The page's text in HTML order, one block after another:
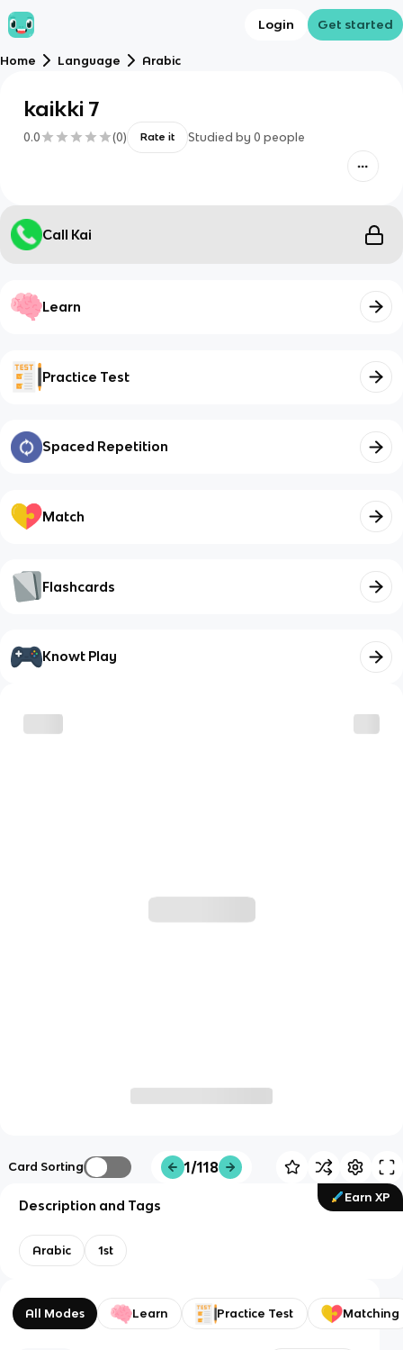
Login Get started
Home Language Arabic
kaikki 7
0.0 (0) Rate it Studied by 0 people
Call Kai
Learn
Practice Test
Spaced Repetition
Match
Flashcards
Knowt Play
Card Sorting 1/118
Earn XP
Description and Tags
Arabic 1st
All Modes Learn Practice Test Matching